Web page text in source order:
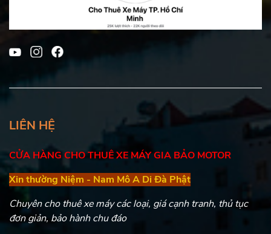
LIÊN HỆ
CỬA HÀNG CHO THUÊ XE MÁY GIA BẢO MOTOR
Xin thường Niệm - Nam Mô A Di Đà Phật
Chuyên cho thuê xe máy các loại, giá cạnh tranh, thủ tục
đơn giản, bảo hành chu đáo